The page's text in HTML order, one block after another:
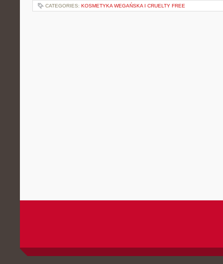
CATEGORIES: KOSMETYKA WEGAŃSKA I CRUELTY FREE